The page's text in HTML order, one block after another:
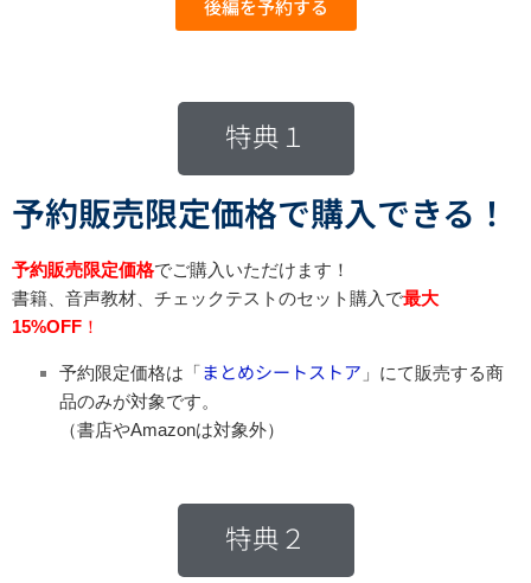
後編を予約する
特典１
予約販売限定価格で購入できる！
予約販売限定価格でご購入いただけます！
書籍、音声教材、チェックテストのセット購入で最大
15%OFF ！
予約限定価格は「まとめシートストア 」にて販売する商
品のみが対象です。
（書店やAmazonは対象外）
特典２